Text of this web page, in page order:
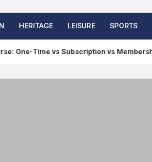
HERITAGE LEISURE SPORTS
vs Subscription vs Membership